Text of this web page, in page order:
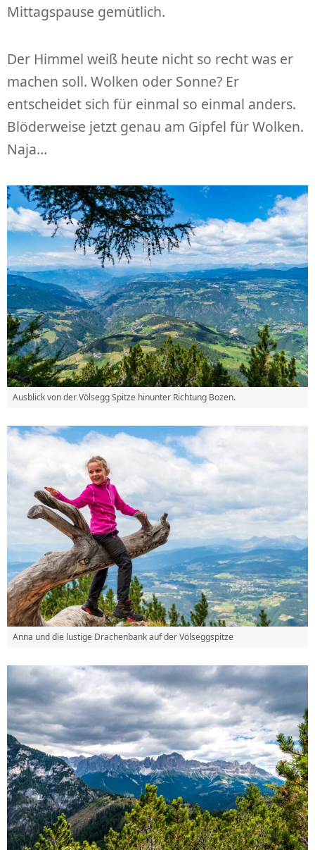
Mittagspause gemütlich.
Der Himmel weiß heute nicht so recht was er
machen soll. Wolken oder Sonne? Er
entscheidet sich für einmal so einmal anders.
Blöderweise jetzt genau am Gipfel für Wolken.
Naja…
Ausblick von der Völsegg Spitze hinunter Richtung Bozen.
Anna und die lustige Drachenbank auf der Völseggspitze